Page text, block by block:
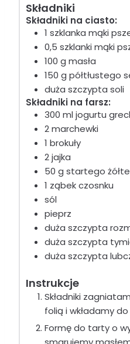
Składniki
Składniki na ciasto:
1 szklanka mąki
0,5 szklanki mąki
100 g masła
150 g półtłustego
duża szczypta soli
Składniki na farsz:
300 ml jogurtu
2 marchewki
1 brokuły
2 jajka
50 g startego
1 ząbek czosnku
sól
pieprz
duża szczypta
duża szczypta
duża szczypta
Instrukcje
Składniki
folią i wkładamy
Formę do tarty o